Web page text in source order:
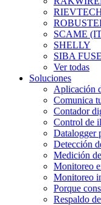
SCAME
SHELLY
SIBA
Ver todas
Soluciones
Aplicación
Comunica
Contador
Control de
Datalogger
Detección
Medición
Monitoreo
Monitoreo
Porque
Respaldo